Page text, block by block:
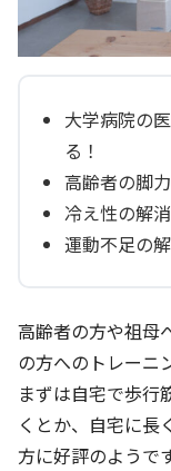
大学病院の
る！
高齢者の脚
冷え性の解
運動不足の
高齢者の方や祖母
の方へのトレーニ
まずは自宅で歩行
くとか、自宅に長
方に好評のようです